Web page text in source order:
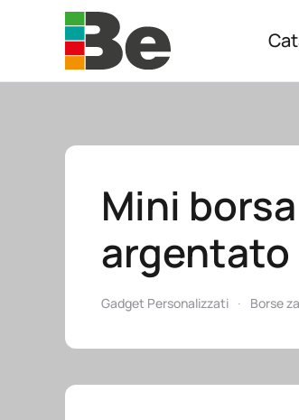
Skip to main content
Mini
argentato
Gadget Personalizzati Borse